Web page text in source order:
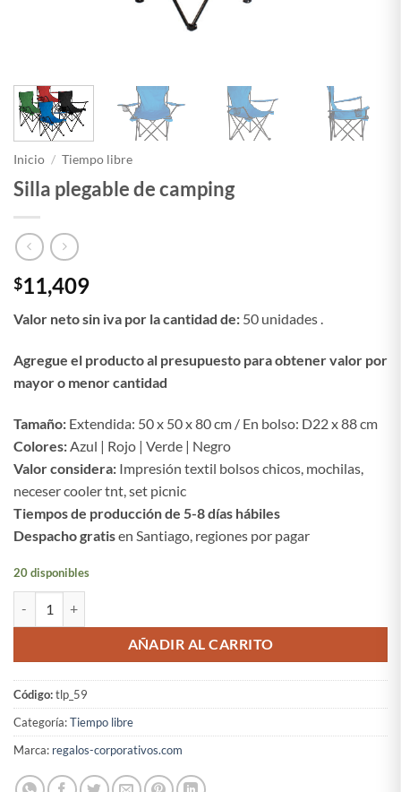
Inicio / Tiempo libre
Silla plegable de camping
$11,409
Valor neto sin iva por la cantidad de: 50 unidades .
Agregue el producto al presupuesto para obtener valor por
mayor o menor cantidad
Tamaño: Extendida: 50 x 50 x 80 cm / En bolso: D22 x 88 cm
Colores:Azul | Rojo | Verde | Negro
Valor considera: Impresión textil bolsos chicos, mochilas,
neceser cooler tnt, set picnic
Tiempos de producción de 5-8 días hábiles
Despacho gratisen Santiago, regiones por pagar
20 disponibles
AÑADIR AL CARRITO
Código:tlp_59
Categoría:Tiempo libre
Marca: regalos-corporativos.com